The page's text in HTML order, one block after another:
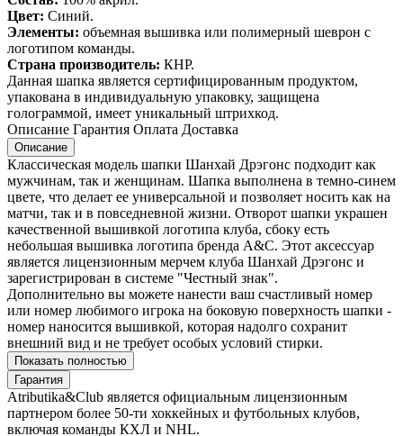
Цвет: Синий.
Элементы: объемная вышивка или полимерный шеврон с
логотипом команды.
Страна производитель: КНР.
Данная шапка является сертифицированным продуктом,
упакована в индивидуальную упаковку, защищена
голограммой, имеет уникальный штрихкод.
Описание Гарантия Оплата Доставка
Описание
Классическая модель шапки Шанхай Дрэгонс подходит как
мужчинам, так и женщинам. Шапка выполнена в темно-синем
цвете, что делает ее универсальной и позволяет носить как на
матчи, так и в повседневной жизни. Отворот шапки украшен
качественной вышивкой логотипа клуба, сбоку есть
небольшая вышивка логотипа бренда A&C. Этот аксессуар
является лицензионным мерчем клуба Шанхай Дрэгонс и
зарегистрирован в системе "Честный знак".
Дополнительно вы можете нанести ваш счастливый номер
или номер любимого игрока на боковую поверхность шапки -
номер наносится вышивкой, которая надолго сохранит
внешний вид и не требует особых условий стирки.
Показать полностью
Гарантия
Atributika&Club является официальным лицензионным
партнером более 50-ти хоккейных и футбольных клубов,
включая команды КХЛ и NHL.